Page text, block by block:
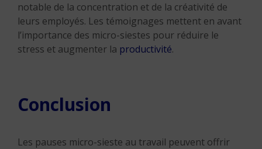
notable de la concentration et de la créativité de
leurs employés. Les témoignages mettent en avant
l’importance des micro-siestes pour réduire le
stress et augmenter la productivité.
Conclusion
Les pauses micro-sieste au travail peuvent offrir